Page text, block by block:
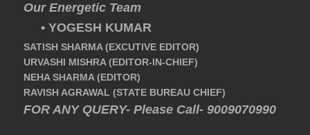
Our Energetic Team
• YOGESH KUMAR
SATISH SHARMA (EXCUTIVE EDITOR)
URVASHI MISHRA (EDITOR-IN-CHIEF)
NEHA SHARMA (EDITOR)
RAVISH AGRAWAL (STATE BUREAU CHIEF)
FOR ANY QUERY- Please Call- 9009070990